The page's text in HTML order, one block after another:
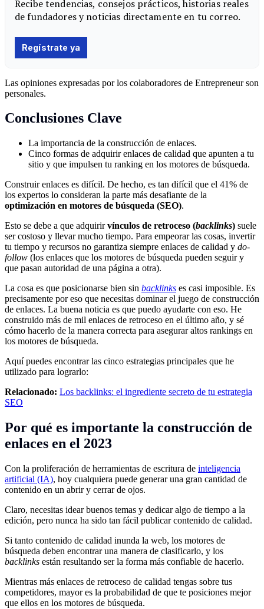
Las opiniones expresadas por los colaboradores de Entrepreneur son
personales.
Conclusiones Clave
La importancia de la construcción de enlaces.
Cinco formas de adquirir enlaces de calidad que apunten a tu
sitio y que impulsen tu ranking en los motores de búsqueda.
Construir enlaces es difícil. De hecho, es tan difícil que el 41% de
los expertos lo consideran la parte más desafiante de la
optimización en motores de búsqueda (SEO).
Esto se debe a que adquirirvínculos de retroceso (backlinks) suele
ser costoso y llevar mucho tiempo. Para empeorar las cosas, invertir
tu tiempo y recursos no garantiza siempre enlaces de calidad y do-
follow (los enlaces que los motores de búsqueda pueden seguir y
que pasan autoridad de una página a otra).
La cosa es que posicionarse bien sin backlinks es casi imposible. Es
precisamente por eso que necesitas dominar el juego de construcción
de enlaces. La buena noticia es que puedo ayudarte con eso. He
construido más de mil enlaces de retroceso en el último año, y sé
cómo hacerlo de la manera correcta para asegurar altos rankings en
los motores de búsqueda.
Aquí puedes encontrar las cinco estrategias principales que he
utilizado para lograrlo:
Relacionado: Los backlinks: el ingrediente secreto de tu estrategia
SEO
Por qué es importante la construcción de
enlaces en el 2023
Con la proliferación de herramientas de escritura de inteligencia
artificial (IA), hoy cualquiera puede generar una gran cantidad de
contenido en un abrir y cerrar de ojos.
Claro, necesitas idear buenos temas y dedicar algo de tiempo a la
edición, pero nunca ha sido tan fácil publicar contenido de calidad.
Si tanto contenido de calidad inunda la web, los motores de
búsqueda deben encontrar una manera de clasificarlo, y los
backlinks están resultando ser la forma más confiable de hacerlo.
Mientras más enlaces de retroceso de calidad tengas sobre tus
competidores, mayor es la probabilidad de que te posiciones mejor
que ellos en los motores de búsqueda.